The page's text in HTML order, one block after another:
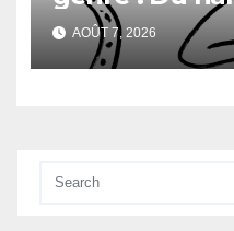
sexuel
AOÛT 7, 2026